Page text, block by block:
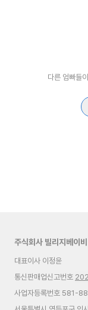
다른 엄빠들
주식회사 빌리지베이비
대표이사 이정윤
통신판매업신고번호
사업자등록번호 581-